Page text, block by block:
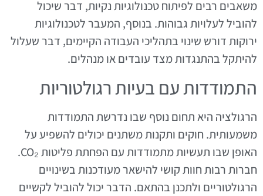
משאבים רבים לפיתוח טכנולוגיות נקיות, דבר שיכול
להוביל לעלויות גבוהות. בנוסף, המעבר לטכנולוגיות
ירוקות דורש שינוי בתהליכי העבודה הקיימים, דבר שעלול
להיתקל בהתנגדות מצד עובדים או מנהלים.
התמודדות עם בעיות רגולטוריות
הרגולציה היא תחום נוסף שבו נדרשת התמודדות
משמעותית. חוקים ותקנות משתנים יכולים להשפיע על
האופן שבו תעשיות מתמודדות עם הפחתת פליטות CO₂.
חברות רבות חוות קושי להישאר מעודכנות בשינויים
הרגולטוריים ולתכנן בהתאם. הדבר יכול להוביל לקשיים